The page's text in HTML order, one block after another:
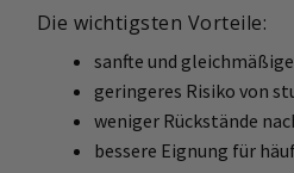
Die wichtigsten Vorteile:
sanfte und
geringeres Risiko von
weniger Rückstände
bessere Eignung für